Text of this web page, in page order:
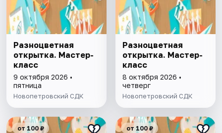
Разноцветная
открытка. Мастер-
класс
9 октября 2026 •
пятница
Новопетровский СДК
Разноцветная
открытка. Мастер-
класс
8 октября 2026 •
четверг
Новопетровский СДК
от 100 ₽ от 100 ₽